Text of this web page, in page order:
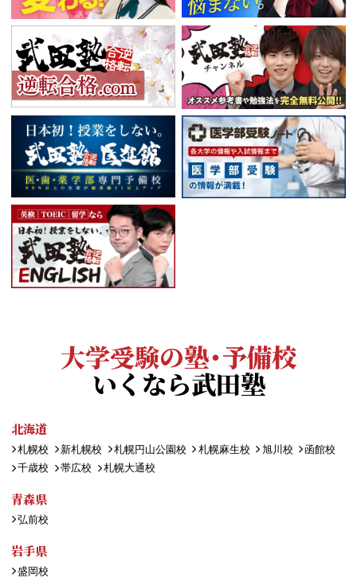
大学受験の塾・予備校
いくなら武田塾
北海道
札幌校 新札幌校 札幌円山公園校 札幌麻生校 旭川校
函館校
千歳校
帯広校 札幌大通校
青森県
弘前校
岩手県
盛岡校